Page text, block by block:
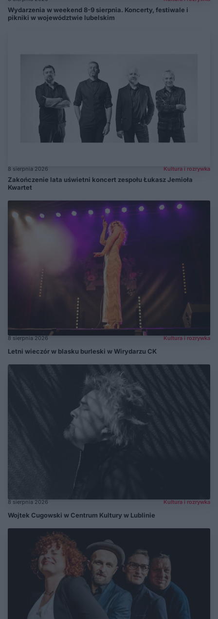
Wydarzenia w weekend 8-9 sierpnia. Koncerty, festiwale i
pikniki w województwie lubelskim
8 sierpnia 2026 Kultura i rozrywka
Zakończenie lata uświetni koncert zespołu Łukasz Jemioła
Kwartet
8 sierpnia 2026 Kultura i rozrywka
Letni wieczór w blasku burleski w Wirydarzu CK
8 sierpnia 2026 Kultura i rozrywka
Wojtek Cugowski w Centrum Kultury w Lublinie